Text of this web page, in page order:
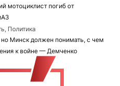
мотоциклист погиб от
Политика
Минск должен понимать, с чем
к войне — Демченко